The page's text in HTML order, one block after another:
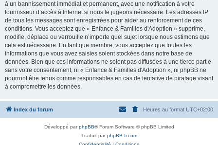
à un bannissement immédiat et permanent, avec une notification à votre
fournisseur d’accès à Internet si nous le jugeons nécessaire. Les adresses IP
de tous les messages sont enregistrées pour aider au renforcement de ces
conditions. Vous acceptez que « Enfance & Familles d'Adoption » supprime,
modifie, déplace ou verrouille n’importe quel sujet lorsque nous estimons que
cela est nécessaire. En tant que membre, vous acceptez que toutes les
informations que vous avez saisies soient stockées dans notre base de
données. Bien que ces informations ne soient pas diffusées à une tierce partie
sans votre consentement, ni « Enfance & Familles d'Adoption », ni phpBB ne
pourront être tenus comme responsables en cas de tentative de piratage visant
à compromettre les données.
Index du forum Heures au format UTC+02:00
Développé parphpBB® Forum Software © phpBB Limited
Traduit parphpBB-fr.com